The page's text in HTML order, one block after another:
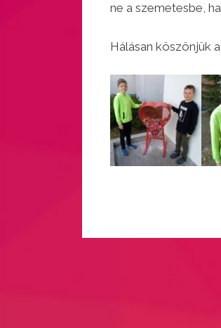
ne a szemetesbe,
Hálásan köszönjük a
navigáció